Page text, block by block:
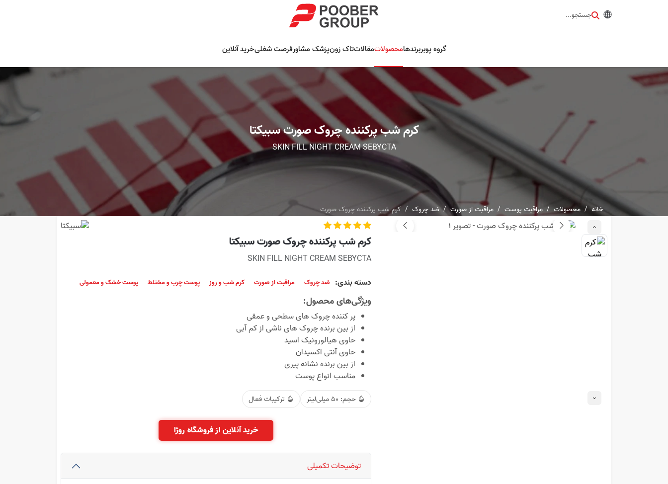
جستجو...
گروه پوبربرندهامحصولاتمقالاتتاک زونپزشک مشاورفرصت شغلیخرید آنلاین
کرم شب پرکننده چروک صورت سبیکتا
SKIN FILL NIGHT CREAM SEBYCTA
خانه محصولات مراقبت پوست مراقبت از صورت ضد چروک کرم شب پرکننده چروک صورت
کرم شب پرکننده چروک صورت سبیکتا
SKIN FILL NIGHT CREAM SEBYCTA
دسته بندی: ضد چروک مراقبت از صورت کرم شب و روز پوست چرب و مختلط پوست خشک و معمولی
ویژگی‌های محصول:
پر کننده چروک های سطحی و عمقی
از بین برنده چروک های ناشی از کم آبی
حاوی هیالورونیک اسید
حاوی آنتی اکسیدان
از بین برنده نشانه پیری
مناسب انواع پوست
حجم: 50 میلی‌لیتر ترکیبات فعال
خرید آنلاین از فروشگاه روژا
توضیحات تکمیلی